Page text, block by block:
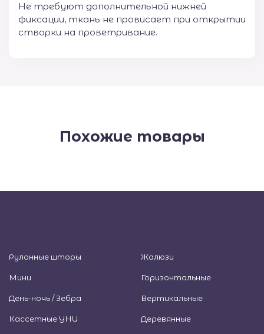
Не требуют дополнительной нижней
фиксации, ткань не провисает при открытии
створки на проветривание.
Похожие товары
Рулонные шторы
Мини
День-ночь / Зебра
Кассетные УНИ
Жалюзи
Горизонтальные
Вертикальные
Деревянные